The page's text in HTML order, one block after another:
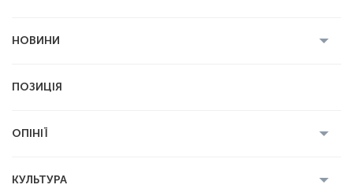
НОВИНИ
Економіка
ПОЗИЦІЯ
ОПІНІЇ
КУЛЬТУРА